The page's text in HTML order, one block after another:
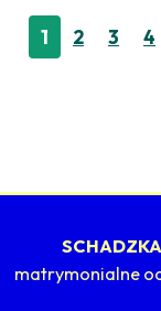
1 2 3 4
matrymonialne